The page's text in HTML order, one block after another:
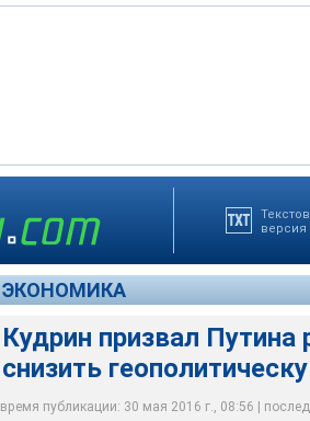
версия
ЭКОНОМИКА
Кудрин призвал Путина
снизить
время публикации: 30 мая 2016 г., 08:56 |
На заседании президиума
ожидалось, речь шла об
Пресс-служба Президента России
Председатель Центра
необходимости снизить
© РИА Новости / Илья Питалев
Путин заявил, что РФ не станет
не только на посту главы
Пресс-служба Президента России